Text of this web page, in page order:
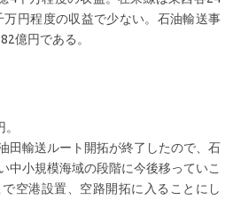
円程度の収益で少ない。石油輸送事
億円である。
田輸送ルート開拓が終了したので、石
中小規模海域の段階に今後移っていこ
空港設置、空路開拓に入ることにし